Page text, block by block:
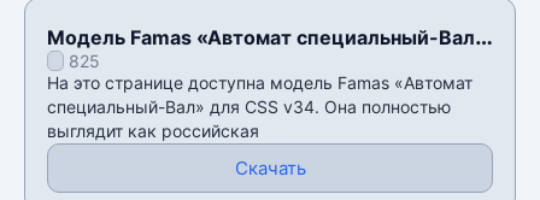
Модель Famas «Автомат специальный-Вал»
для CSS v34
825
На это странице доступна модель Famas «Автомат
специальный-Вал» для CSS v34. Она полностью
выглядит как российская
Скачать